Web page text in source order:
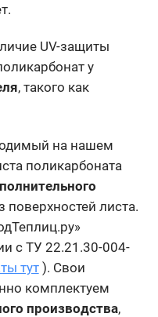
UV-защиты
у
, такого как
на нашем
поликарбоната
поверхностей листа.
с ТУ 22.21.30-004-
тут ). Свои
комплектуем
производства,